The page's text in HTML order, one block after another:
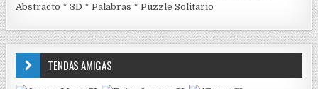
Abstracto *3D *Palabras *Puzzle Solitario
TENDAS AMIGAS